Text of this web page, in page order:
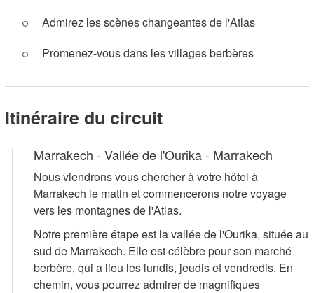
Admirez les scènes changeantes de l'Atlas
Promenez-vous dans les villages berbères
Itinéraire du circuit
Marrakech - Vallée de l'Ourika - Marrakech
Nous viendrons vous chercher à votre hôtel à
Marrakech le matin et commencerons notre voyage
vers les montagnes de l'Atlas.
Notre première étape est la vallée de l'Ourika, située au
sud de Marrakech. Elle est célèbre pour son marché
berbère, qui a lieu les lundis, jeudis et vendredis. En
chemin, vous pourrez admirer de magnifiques